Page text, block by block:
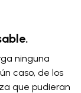
ninguna
caso, de los
que pudieran